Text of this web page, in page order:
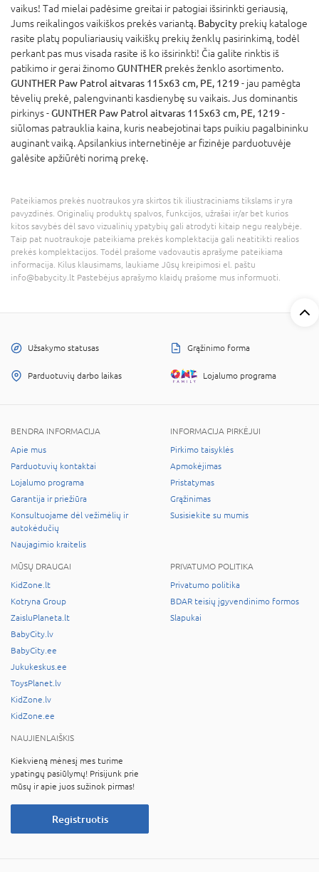
vaikus! Tad mielai padėsime greitai ir patogiai išsirinkti geriausią,
Jums reikalingos vaikiškos prekės variantą. Babycity prekių kataloge
rasite platų populiariausių vaikiškų prekių ženklų pasirinkimą, todėl
perkant pas mus visada rasite iš ko išsirinkti! Čia galite rinktis iš
patikimo ir gerai žinomoGUNTHER prekės ženklo asortimento.
GUNTHER Paw Patrol aitvaras 115x63 cm, PE, 1219 - jau pamėgta
tėvelių prekė, palengvinanti kasdienybę su vaikais. Jus dominantis
pirkinys -GUNTHER Paw Patrol aitvaras 115x63 cm, PE, 1219 -
siūlomas patrauklia kaina, kuris neabejotinai taps puikiu pagalbininku
auginant vaiką. Apsilankius internetinėje ar fizinėje parduotuvėje
galėsite apžiūrėti norimą prekę.
Pateikiamos prekės nuotraukos yra skirtos tik iliustraciniams tikslams ir yra
pavyzdinės. Originalių produktų spalvos, funkcijos, užrašai ir/ar bet kurios
kitos savybės dėl savo vizualinių ypatybių gali atrodyti kitaip negu realybėje.
Taip pat nuotraukoje pateikiama prekės komplektacija gali neatitikti realios
prekės komplektacijos. Todėl prašome vadovautis aprašyme pateikiama
informacija. Kilus klausimams, laukiame Jūsų kreipimosi el. paštu
info@babycity.lt Pastebėjus aprašymo klaidų prašome mus informuoti.
Užsakymo statusas Grąžinimo forma
Parduotuvių darbo laikas Lojalumo programa
BENDRA INFORMACIJA
Apie mus
Parduotuvių kontaktai
Lojalumo programa
Garantija ir priežiūra
Konsultuojame dėl vežimėlių ir
autokėdučių
Naujagimio kraitelis
INFORMACIJA PIRKĖJUI
Pirkimo taisyklės
Apmokėjimas
Pristatymas
Grąžinimas
Susisiekite su mumis
MŪSŲ DRAUGAI
KidZone.lt
Kotryna Group
ZaisluPlaneta.lt
BabyCity.lv
BabyCity.ee
Jukukeskus.ee
ToysPlanet.lv
KidZone.lv
KidZone.ee
PRIVATUMO POLITIKA
Privatumo politika
BDAR teisių įgyvendinimo formos
Slapukai
NAUJIENLAIŠKIS
Kiekvieną mėnesį mes turime
ypatingų pasiūlymų! Prisijunk prie
mūsų ir apie juos sužinok pirmas!
Registruotis